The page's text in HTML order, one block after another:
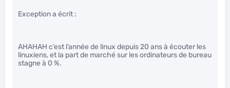
Exception a écrit :
AHAHAH c’est l’année de linux depuis 20 ans à écouter les
linuxiens, et la part de marché sur les ordinateurs de bureau
stagne à 0 %.